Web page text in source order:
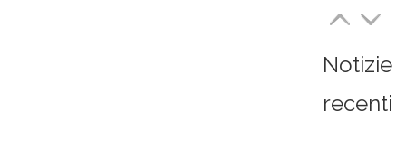
Notizie
recenti